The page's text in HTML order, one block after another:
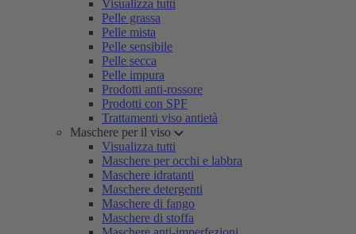
Visualizza tutti
Pelle grassa
Pelle mista
Pelle sensibile
Pelle secca
Pelle impura
Prodotti anti-rossore
Prodotti con SPF
Trattamenti viso antietà
Maschere per il viso
Visualizza tutti
Maschere per occhi e labbra
Maschere idratanti
Maschere detergenti
Maschere di fango
Maschere di stoffa